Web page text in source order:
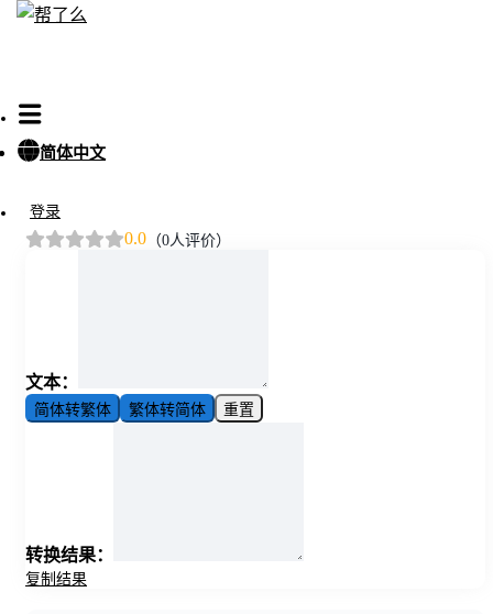
简体中文
登录
0.0 （0人评价）
文本：
简体转繁体 繁体转简体 重置
转换结果：
复制结果